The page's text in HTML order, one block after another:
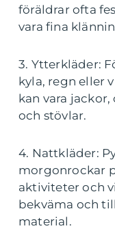
föräldrar ofta
vara fina
3. Ytterkläder:
kyla, regn eller
kan vara
och stövlar.
4. Nattkläder:
morgonrockar
aktiviteter och
bekväma och
material.